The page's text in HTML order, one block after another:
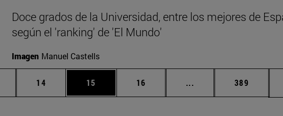
Doce grados de la Universidad, entre los mejores de
según el 'ranking' de 'El Mundo'
Imagen Manuel Castells
Páginas intermedias Use TAB para desplazarse.
Página
14 Página
15 Página
16 ... Páginas intermedias
Página
389